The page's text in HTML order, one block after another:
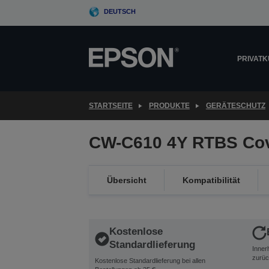
DEUTSCH
STARTSEITE PRODUKTE GERÄTESCHUTZ
CW-C610 4Y RTBS
Übersicht Kompatibilität
Kostenlose
Standardlieferung
Kostenlose Standardlieferung bei allen